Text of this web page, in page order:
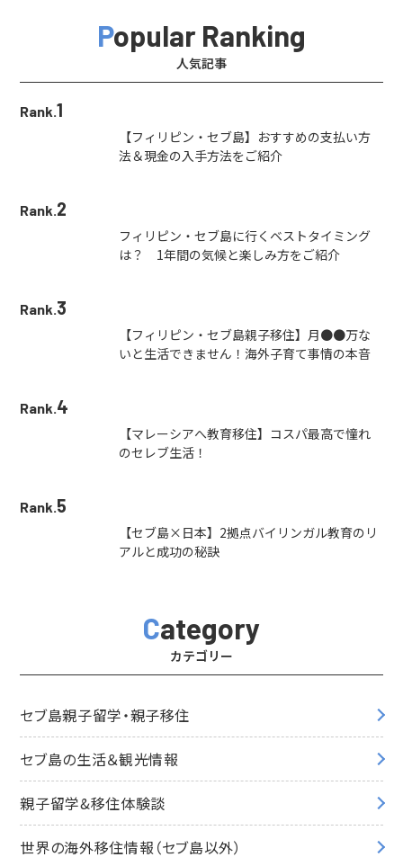
Popular Ranking
人気記事
Rank.1
【フィリピン・セブ島】おすすめの支払い方
法＆現金の入手方法をご紹介
Rank.2
フィリピン・セブ島に行くベストタイミング
は？ 1年間の気候と楽しみ方をご紹介
Rank.3
【フィリピン・セブ島親子移住】月●●万な
いと生活できません！海外子育て事情の本音
Rank.4
【マレーシアへ教育移住】コスパ最高で憧れ
のセレブ生活！
Rank.5
【セブ島×日本】2拠点バイリンガル教育のリ
アルと成功の秘訣
Category
カテゴリー
セブ島親子留学・親子移住
セブ島の生活＆観光情報
親子留学&移住体験談
世界の海外移住情報（セブ島以外）